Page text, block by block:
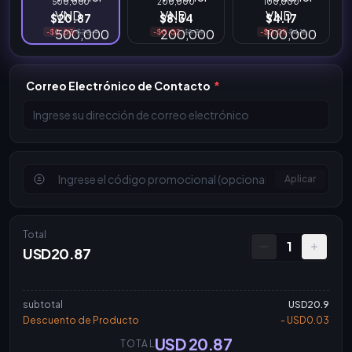
$20.87
-$0.03 $20.9
$8.34
-$0.02 $8.36
$4.17
-$0.01 $4.18
Correo Electrónico de Contacto *
Aplicar
Total
USD20.87 1
subtotal
USD20.9
Descuento de Producto
- USD0.03
TOTAL USD 20.87